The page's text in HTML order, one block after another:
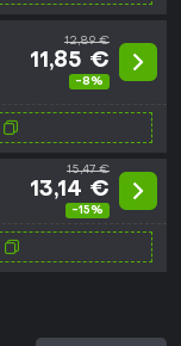
12,89 €
11,85 €
-8%
15,47 €
13,14 €
-15%